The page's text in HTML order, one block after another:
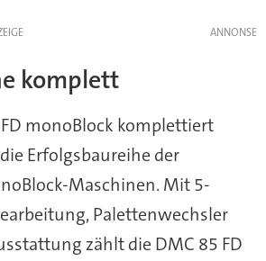
komplett
monoBlock komplettiert
Erfolgsbaureihe der
Maschinen. Mit 5-
Palettenwechsler
zählt die DMC 85 FD